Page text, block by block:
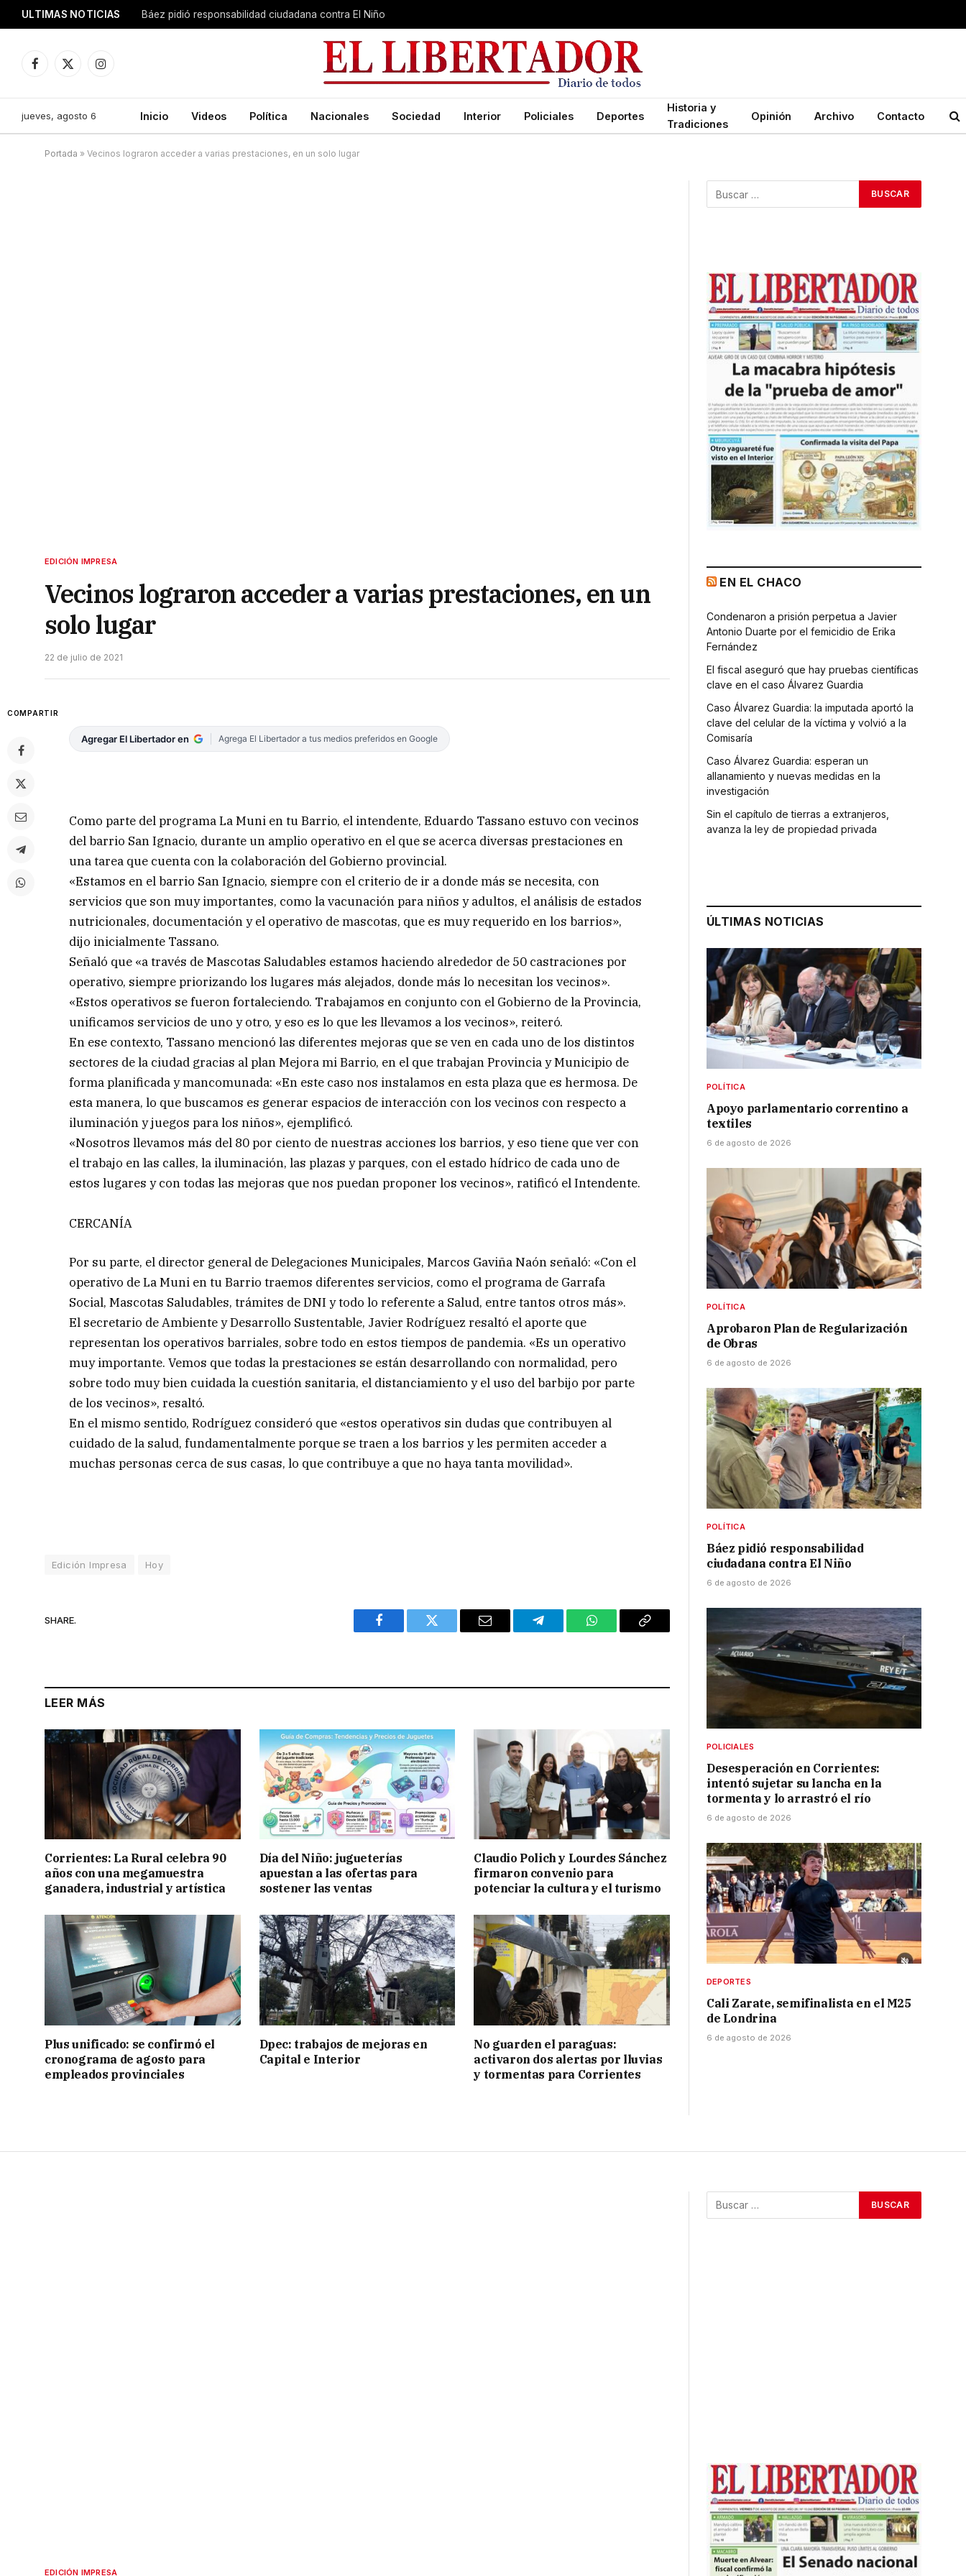
ULTIMAS NOTICIAS Báez pidió responsabilidad ciudadana contra El Niño
Facebook
X
Instagram
jueves, agosto 6 Inicio Videos Política Nacionales Sociedad Interior Policiales Deportes
Historia y
Tradiciones
Opinión Archivo Contacto
Portada » Vecinos lograron acceder a varias prestaciones, en un solo lugar
EDICIÓN IMPRESA
Vecinos lograron acceder a varias prestaciones, en un
solo lugar
22 de julio de 2021
COMPARTIR
Agregar El Libertador en Agrega El Libertador a tus medios preferidos en Google
Como parte del programa La Muni en tu Barrio, el intendente, Eduardo Tassano estuvo con vecinos
del barrio San Ignacio, durante un amplio operativo en el que se acerca diversas prestaciones en
una tarea que cuenta con la colaboración del Gobierno provincial.
«Estamos en el barrio San Ignacio, siempre con el criterio de ir a donde más se necesita, con
servicios que son muy importantes, como la vacunación para niños y adultos, el análisis de estados
nutricionales, documentación y el operativo de mascotas, que es muy requerido en los barrios»,
dijo inicialmente Tassano.
Señaló que «a través de Mascotas Saludables estamos haciendo alrededor de 50 castraciones por
operativo, siempre priorizando los lugares más alejados, donde más lo necesitan los vecinos».
«Estos operativos se fueron fortaleciendo. Trabajamos en conjunto con el Gobierno de la Provincia,
unificamos servicios de uno y otro, y eso es lo que les llevamos a los vecinos», reiteró.
En ese contexto, Tassano mencionó las diferentes mejoras que se ven en cada uno de los distintos
sectores de la ciudad gracias al plan Mejora mi Barrio, en el que trabajan Provincia y Municipio de
forma planificada y mancomunada: «En este caso nos instalamos en esta plaza que es hermosa. De
esta manera, lo que buscamos es generar espacios de interacción con los vecinos con respecto a
iluminación y juegos para los niños», ejemplificó.
«Nosotros llevamos más del 80 por ciento de nuestras acciones los barrios, y eso tiene que ver con
el trabajo en las calles, la iluminación, las plazas y parques, con el estado hídrico de cada uno de
estos lugares y con todas las mejoras que nos puedan proponer los vecinos», ratificó el Intendente.
CERCANÍA
Por su parte, el director general de Delegaciones Municipales, Marcos Gaviña Naón señaló: «Con el
operativo de La Muni en tu Barrio traemos diferentes servicios, como el programa de Garrafa
Social, Mascotas Saludables, trámites de DNI y todo lo referente a Salud, entre tantos otros más».
El secretario de Ambiente y Desarrollo Sustentable, Javier Rodríguez resaltó el aporte que
representan los operativos barriales, sobre todo en estos tiempos de pandemia. «Es un operativo
muy importante. Vemos que todas la prestaciones se están desarrollando con normalidad, pero
sobre todo muy bien cuidada la cuestión sanitaria, el distanciamiento y el uso del barbijo por parte
de los vecinos», resaltó.
En el mismo sentido, Rodríguez consideró que «estos operativos sin dudas que contribuyen al
cuidado de la salud, fundamentalmente porque se traen a los barrios y les permiten acceder a
muchas personas cerca de sus casas, lo que contribuye a que no haya tanta movilidad».
Edición Impresa Hoy
SHARE.
Facebook Twitter Email Telegram WhatsAppCopy
LEER MÁS
Corrientes: La Rural celebra 90
años con una megamuestra
ganadera, industrial y artística
Día del Niño: jugueterías
apuestan a las ofertas para
sostener las ventas
Claudio Polich y Lourdes Sánchez
firmaron convenio para
potenciar la cultura y el turismo
Plus unificado: se confirmó el
cronograma de agosto para
empleados provinciales
Dpec: trabajos de mejoras en
Capital e Interior
No guarden el paraguas:
activaron dos alertas por lluvias
y tormentas para Corrientes
EN EL CHACO
Condenaron a prisión perpetua a Javier
Antonio Duarte por el femicidio de Erika
Fernández
El fiscal aseguró que hay pruebas científicas
clave en el caso Álvarez Guardia
Caso Álvarez Guardia: la imputada aportó la
clave del celular de la víctima y volvió a la
Comisaría
Caso Álvarez Guardia: esperan un
allanamiento y nuevas medidas en la
investigación
Sin el capítulo de tierras a extranjeros,
avanza la ley de propiedad privada
ÚLTIMAS NOTICIAS
POLÍTICA
Apoyo parlamentario correntino a
textiles
6 de agosto de 2026
POLÍTICA
Aprobaron Plan de Regularización
de Obras
6 de agosto de 2026
POLÍTICA
Báez pidió responsabilidad
ciudadana contra El Niño
6 de agosto de 2026
POLICIALES
Desesperación en Corrientes:
intentó sujetar su lancha en la
tormenta y lo arrastró el río
6 de agosto de 2026
DEPORTES
Cali Zarate, semifinalista en el M25
de Londrina
6 de agosto de 2026
EDICIÓN IMPRESA